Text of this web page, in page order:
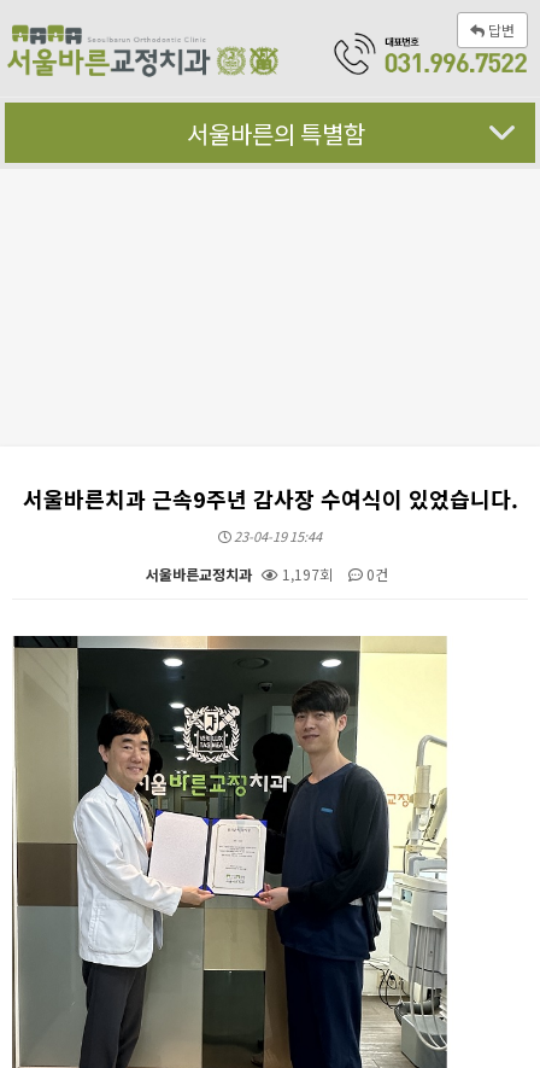
서울바른의 특별함
답변
서울바른치과 근속9주년 감사장 수여식이 있었습니다.
23-04-19 15:44
서울바른교정치과 1,197회 0건
본문